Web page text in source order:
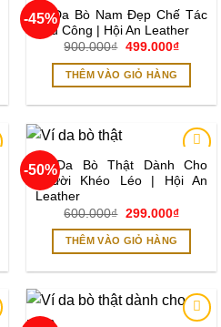
-45%
Add to
wishlist
Ví Da Bò Nam Đẹp Chế Tác
Thủ Công | Hội An Leather
900.000₫ Giá
là:
900.000₫.
499.000₫Giá
THÊM VÀO GIỎ HÀNG
-50%
Add to
wishlist
Ví Da Bò Thật Dành Cho
Người Khéo Léo | Hội An
Leather
600.000₫ Giá
là:
600.000₫.
299.000₫Giá
THÊM VÀO GIỎ HÀNG